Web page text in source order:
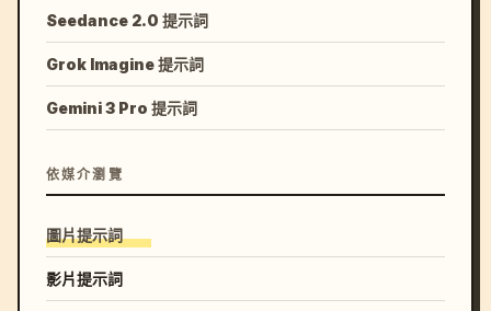
Seedance 2.0 提示詞
Grok Imagine 提示詞
Gemini 3 Pro 提示詞
依媒介瀏覽
圖片提示詞
影片提示詞